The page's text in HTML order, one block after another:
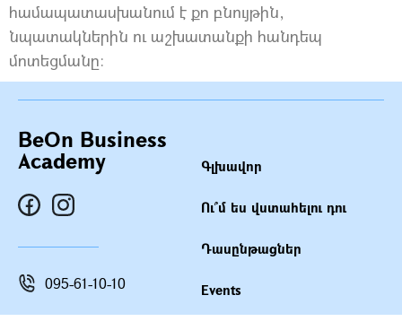
համապատասխանում է քո բնույթին,
նպատակներին ու աշխատանքի հանդեպ
մոտեցմանը։
BeOn Business
Academy
095-61-10-10
Գլխավոր
Ու՞մ ես վստահելու դու
Դասընթացներ
Events